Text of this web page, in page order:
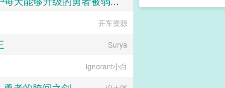
TZT
开车资源
Surya
ignorant小白